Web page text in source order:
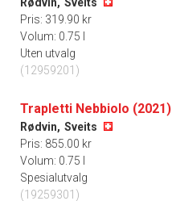
Pris: 319.90 kr
Volum: 0.75 l
Uten utvalg
(12959201)
Trapletti Nebbiolo (2021)
Rødvin, Sveits
Pris: 855.00 kr
Volum: 0.75 l
Spesialutvalg
(19259301)